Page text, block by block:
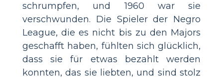
schrumpfen, und 1960 war sie
verschwunden. Die Spieler der Negro
League, die es nicht bis zu den Majors
geschafft haben, fühlten sich glücklich,
dass sie für etwas bezahlt werden
konnten, das sie liebten, und sind stolz